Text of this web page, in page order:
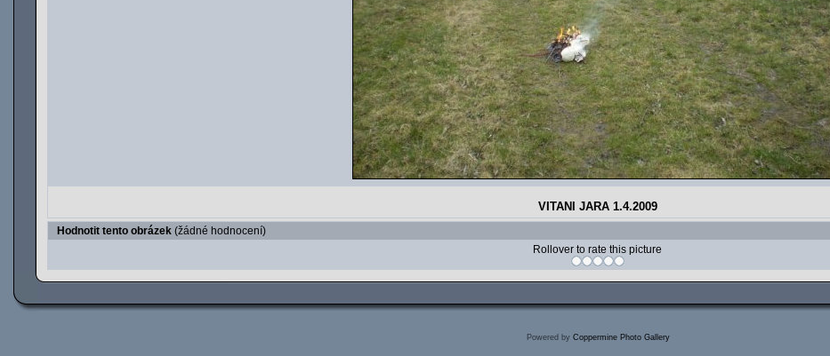
VITANI JARA 1.4.2009
Hodnotit tento obrázek (žádné hodnocení)
Rollover to rate this picture
Powered by Coppermine Photo Gallery